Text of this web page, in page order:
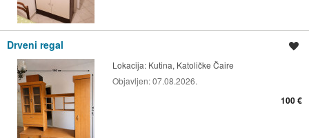
Drveni regal
Lokacija: Kutina, Katoličke Čaire
Objavljen:07.08.2026.
100 €